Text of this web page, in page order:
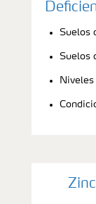
Suelos
Suelos